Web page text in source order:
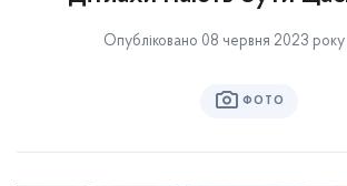
Опубліковано 08 червня 2023 року
ФОТО